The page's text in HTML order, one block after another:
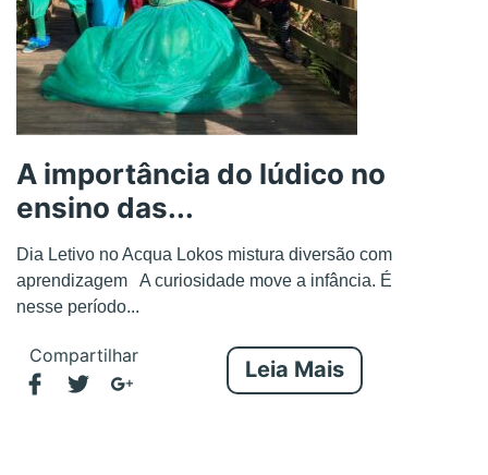
A importância do lúdico no
ensino das...
Dia Letivo no Acqua Lokos mistura diversão com
aprendizagem A curiosidade move a infância. É
nesse período...
Compartilhar
Leia Mais